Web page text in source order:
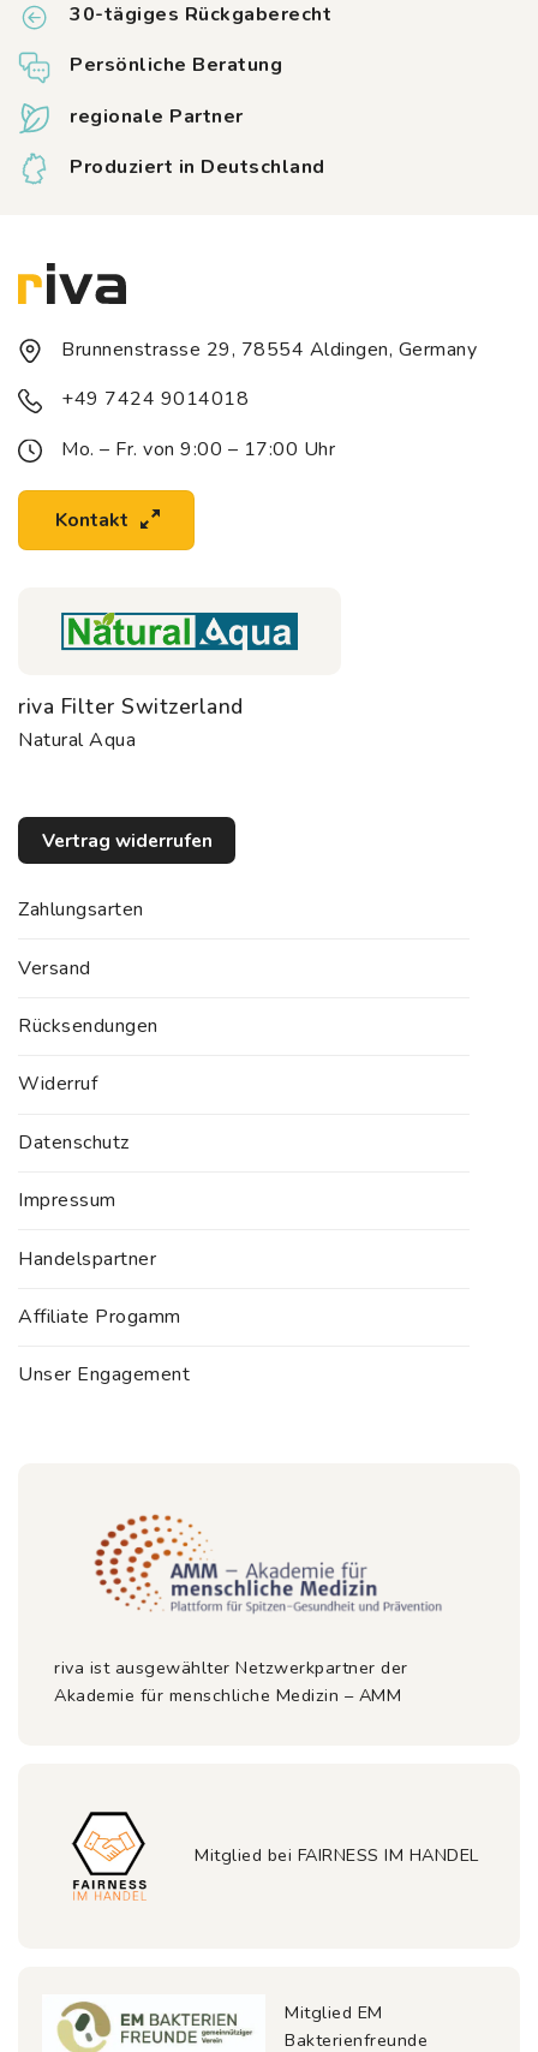
30-tägiges Rückgaberecht
Persönliche Beratung
regionale Partner
Produziert in Deutschland
Brunnenstrasse 29, 78554 Aldingen, Germany
+49 7424 9014018
Mo. – Fr. von 9:00 – 17:00 Uhr
Kontakt
riva Filter Switzerland
Natural Aqua
Vertrag widerrufen
Zahlungsarten
Versand
Rücksendungen
Widerruf
Datenschutz
Impressum
Handelspartner
Affiliate Progamm
Unser Engagement
riva ist ausgewählter Netzwerkpartner der
Akademie für menschliche Medizin – AMM
Mitglied bei FAIRNESS IM HANDEL
Mitglied EM
Bakterienfreunde